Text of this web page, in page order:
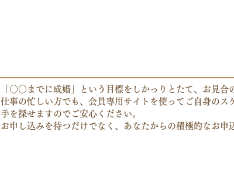
「○○までに成婚」という目標をしかっりとたて、お見合
仕事の忙しい方でも、会員専用サイトを使ってご自身のス
手を探せますのでご安心ください。
お申し込みを待つだけでなく、あなたからの積極的なお申